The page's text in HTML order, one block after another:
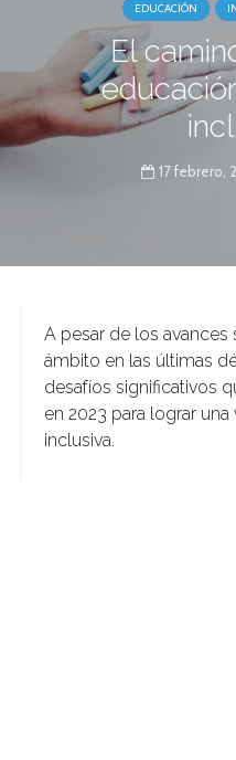
EDUCACIÓN
El
17 febrero,
A pesar de los avances
ámbito en las últimas
desafíos significativos
en 2023 para lograr
inclusiva.